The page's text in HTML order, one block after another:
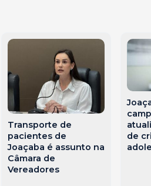
Transporte de
pacientes de
Joaçaba é assunto na
Câmara de
Vereadores
de